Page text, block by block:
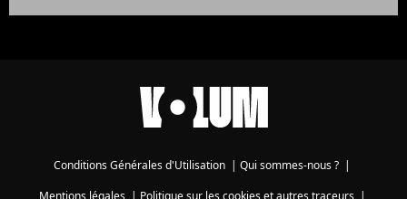
Conditions Générales d'Utilisation | Qui sommes-nous ? |